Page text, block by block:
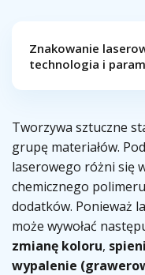
Znakowanie
technologia i
Tworzywa sztuczne
grupę materiałów.
laserowego różni się
chemicznego
dodatków. Ponieważ
może wywołać
zmianę koloru,
wypalenie